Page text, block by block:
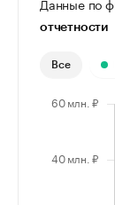
Данные по
отчетности
Все